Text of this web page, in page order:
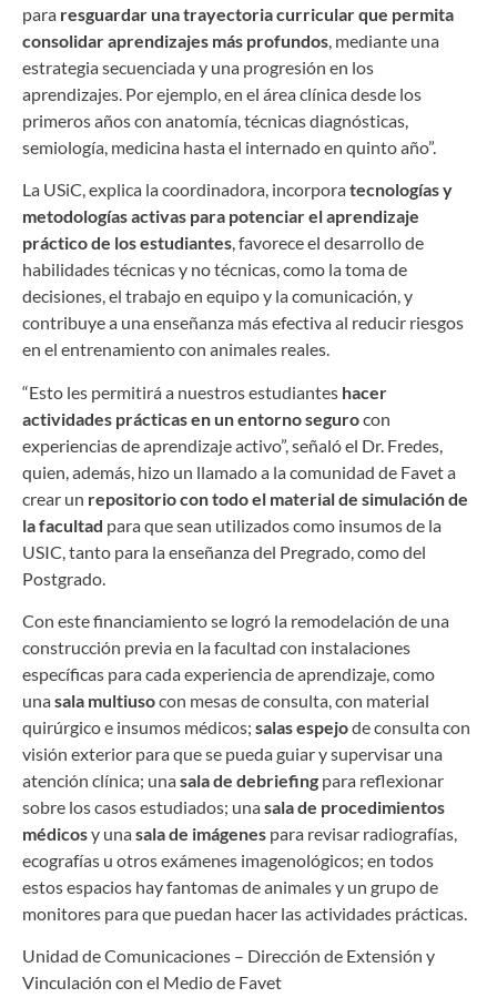
para resguardar una trayectoria curricular que permita
consolidar aprendizajes más profundos , mediante una
estrategia secuenciada y una progresión en los
aprendizajes. Por ejemplo, en el área clínica desde los
primeros años con anatomía, técnicas diagnósticas,
semiología, medicina hasta el internado en quinto año”.
La USiC, explica la coordinadora, incorporatecnologías y
metodologías activas para potenciar el aprendizaje
práctico de los estudiantes, favorece el desarrollo de
habilidades técnicas y no técnicas, como la toma de
decisiones, el trabajo en equipo y la comunicación, y
contribuye a una enseñanza más efectiva al reducir riesgos
en el entrenamiento con animales reales.
“Esto les permitirá a nuestros estudiantes hacer
actividades prácticas en un entorno segurocon
experiencias de aprendizaje activo”, señaló el Dr. Fredes,
quien, además, hizo un llamado a la comunidad de Favet a
crear un repositorio con todo el material de simulación de
la facultad para que sean utilizados como insumos de la
USIC, tanto para la enseñanza del Pregrado, como del
Postgrado.
Con este financiamiento se logró la remodelación de una
construcción previa en la facultad con instalaciones
específicas para cada experiencia de aprendizaje, como
unasala multiusocon mesas de consulta, con material
quirúrgico e insumos médicos; salas espejode consulta con
visión exterior para que se pueda guiar y supervisar una
atención clínica; unasala de debriefing para reflexionar
sobre los casos estudiados; unasala de procedimientos
médicosy unasala de imágenes para revisar radiografías,
ecografías u otros exámenes imagenológicos; en todos
estos espacios hay fantomas de animales y un grupo de
monitores para que puedan hacer las actividades prácticas.
Unidad de Comunicaciones – Dirección de Extensión y
Vinculación con el Medio de Favet